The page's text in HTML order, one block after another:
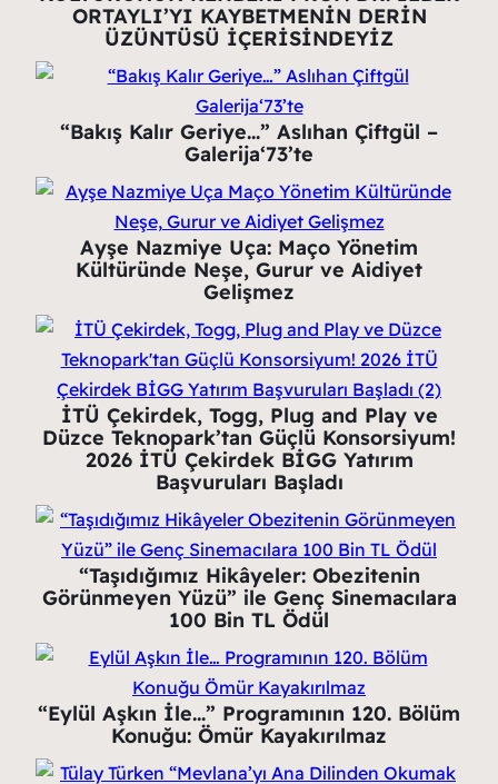
ORTAYLI’YI KAYBETMENİN DERİN
ÜZÜNTÜSÜ İÇERİSİNDEYİZ
“Bakış Kalır Geriye…” Aslıhan Çiftgül –
Galerija‘73’te
Ayşe Nazmiye Uça: Maço Yönetim
Kültüründe Neşe, Gurur ve Aidiyet
Gelişmez
İTÜ Çekirdek, Togg, Plug and Play ve
Düzce Teknopark’tan Güçlü Konsorsiyum!
2026 İTÜ Çekirdek BİGG Yatırım
Başvuruları Başladı
“Taşıdığımız Hikâyeler: Obezitenin
Görünmeyen Yüzü” ile Genç Sinemacılara
100 Bin TL Ödül
“Eylül Aşkın İle…” Programının 120. Bölüm
Konuğu: Ömür Kayakırılmaz